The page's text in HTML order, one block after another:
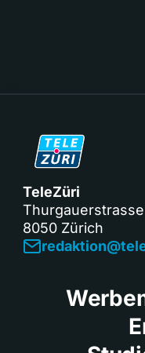
TeleZüri
8050 Zürich